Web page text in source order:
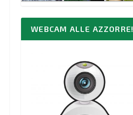
WEBCAM ALLE AZZORRE!